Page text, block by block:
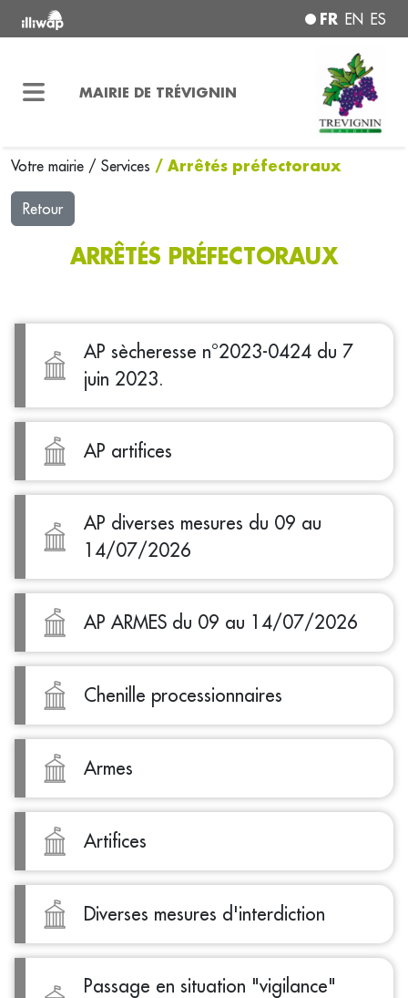
FR EN ES
MAIRIE DE TRÉVIGNIN
Votre mairie / Services / Arrêtés préfectoraux
Retour
ARRÊTÉS PRÉFECTORAUX
AP sècheresse n°2023-0424 du 7
juin 2023.
AP artifices
AP diverses mesures du 09 au
14/07/2026
AP ARMES du 09 au 14/07/2026
Chenille processionnaires
Armes
Artifices
Diverses mesures d'interdiction
Passage en situation "vigilance"